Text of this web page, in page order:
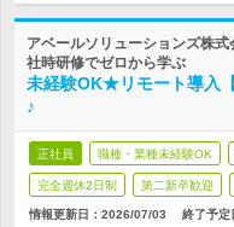
アベールソリューションズ株
社時研修でゼロから学ぶ
未経験OK★リモート導入
♪
正社員 職種・業種未経験OK
完全週休2日制 第二新卒歓迎
情報更新日：2026/07/03 終了予定